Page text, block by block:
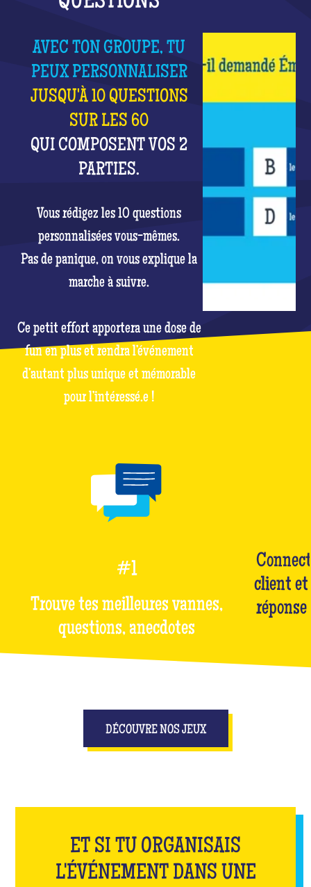
AVEC TON GROUPE, TU
PEUX PERSONNALISER
JUSQU'À 10 QUESTIONS
SUR LES 60
QUI COMPOSENT VOS 2
PARTIES.
Vous rédigez les 10 questions
personnalisées vous-mêmes.
Pas de panique, on vous explique la
marche à suivre.
Ce petit effort apportera une dose de
fun en plus et rendra l’événement
d’autant plus unique et mémorable
pour l’intéressé.e !
#1
Trouve tes meilleures vannes,
questions, anecdotes
client et
DÉCOUVRE NOS JEUX
ET SI TU ORGANISAIS
L'ÉVÉNEMENT DANS UNE